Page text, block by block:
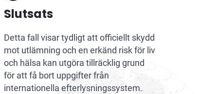
Slutsats
Detta fall visar tydligt att officiellt skydd
mot utlämning och en erkänd risk för liv
och hälsa kan utgöra tillräcklig grund
för att få bort uppgifter från
internationella efterlysningssystem.